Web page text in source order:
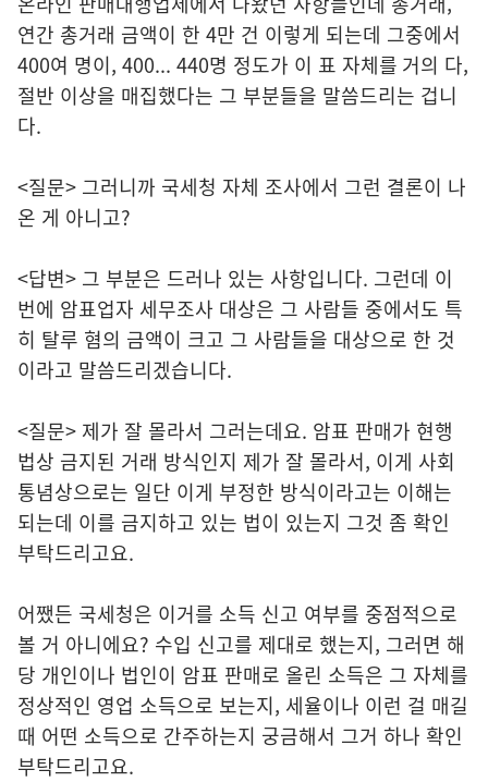
연간 총거래 금액이 한 4만 건 이렇게 되는데 그중에서
400여 명이, 400... 440명 정도가 이 표 자체를 거의 다,
절반 이상을 매집했다는 그 부분들을 말씀드리는 겁니
다.
<질문> 그러니까 국세청 자체 조사에서 그런 결론이 나
온 게 아니고?
<답변> 그 부분은 드러나 있는 사항입니다. 그런데 이
번에 암표업자 세무조사 대상은 그 사람들 중에서도 특
히 탈루 혐의 금액이 크고 그 사람들을 대상으로 한 것
이라고 말씀드리겠습니다.
<질문> 제가 잘 몰라서 그러는데요. 암표 판매가 현행
법상 금지된 거래 방식인지 제가 잘 몰라서, 이게 사회
통념상으로는 일단 이게 부정한 방식이라고는 이해는
되는데 이를 금지하고 있는 법이 있는지 그것 좀 확인
부탁드리고요.
어쨌든 국세청은 이거를 소득 신고 여부를 중점적으로
볼 거 아니에요? 수입 신고를 제대로 했는지, 그러면 해
당 개인이나 법인이 암표 판매로 올린 소득은 그 자체를
정상적인 영업 소득으로 보는지, 세율이나 이런 걸 매길
때 어떤 소득으로 간주하는지 궁금해서 그거 하나 확인
부탁드리고요.